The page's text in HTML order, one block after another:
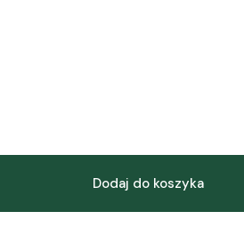
Dodaj do koszyka